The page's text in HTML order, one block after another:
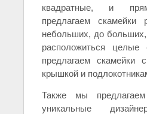
квадратные, и
предлагаем
небольших, до больших,
расположиться
предлагаем скамейки
крышкой и
Также мы
уникальные